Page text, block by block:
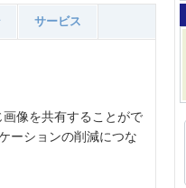
サービス
像を共有することがで
ーションの削減につな